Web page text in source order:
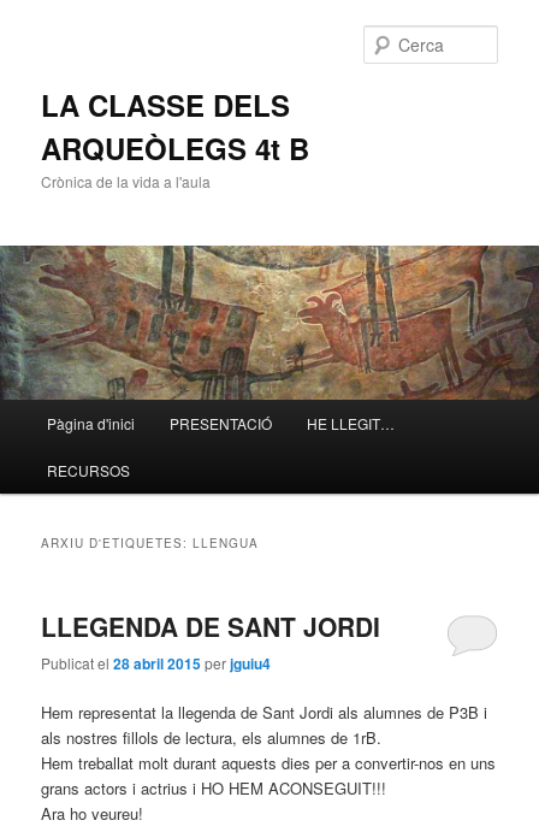
LA CLASSE DELS
ARQUEÒLEGS 4t B
Crònica de la vida a l'aula
Aneu
al
Aneu
al
Pàgina d'inici PRESENTACIÓ HE LLEGIT…
RECURSOS
ARXIU D'ETIQUETES:LLENGUA
LLEGENDA DE SANT JORDI
Publicat el28 abril 2015perjguiu4
Hem representat la llegenda de Sant Jordi als alumnes de P3B i
als nostres fillols de lectura, els alumnes de 1rB.
Hem treballat molt durant aquests dies per a convertir-nos en uns
grans actors i actrius i HO HEM ACONSEGUIT!!!
Ara ho veureu!